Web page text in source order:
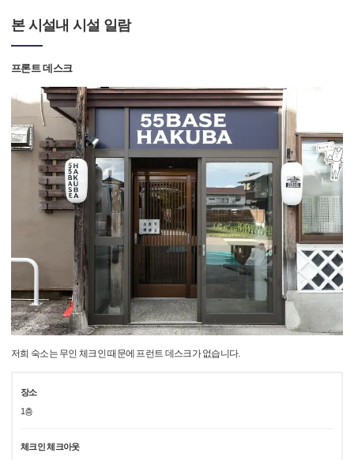
본 시설내 시설 일람
프론트 데스크
저희 숙소는 무인 체크인 때문에 프런트 데스크가 없습니다.
장소
1층
체크인 체크아웃